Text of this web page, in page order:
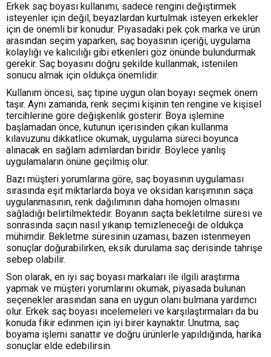
Erkek saç boyası kullanımı, sadece rengini değiştirmek
isteyenler için değil, beyazlardan kurtulmak isteyen erkekler
için de önemli bir konudur. Piyasadaki pek çok marka ve ürün
arasından seçim yaparken, saç boyasının içeriği, uygulama
kolaylığı ve kalıcılığı gibi etkenleri göz önünde bulundurmak
gerekir. Saç boyasını doğru şekilde kullanmak, istenilen
sonucu almak için oldukça önemlidir.
Kullanım öncesi, saç tipine uygun olan boyayı seçmek önem
taşır. Aynı zamanda, renk seçimi kişinin ten rengine ve kişisel
tercihlerine göre değişkenlik gösterir. Boya işlemine
başlamadan önce, kutunun içerisinden çıkan kullanma
kılavuzunu dikkatlice okumak, uygulama süreci boyunca
alınacak en sağlam adımlardan biridir. Böylece yanlış
uygulamaların önüne geçilmiş olur.
Bazı müşteri yorumlarına göre, saç boyasının uygulaması
sırasında eşit miktarlarda boya ve oksidan karışımının saça
uygulanmasının, renk dağılımının daha homojen olmasını
sağladığı belirtilmektedir. Boyanın saçta bekletilme süresi ve
sonrasında saçın nasıl yıkanıp temizleneceği de oldukça
mühimdir. Bekletme süresinin uzaması, bazen istenmeyen
sonuçlar doğurabilirken, eksik durulama saç derisinde tahrişe
sebep olabilir.
Son olarak, en iyi saç boyası markaları ile ilgili araştırma
yapmak ve müşteri yorumlarını okumak, piyasada bulunan
seçenekler arasından sana en uygun olanı bulmana yardımcı
olur. Erkek saç boyası incelemeleri ve karşılaştırmaları da bu
konuda fikir edinmen için iyi birer kaynaktır. Unutma, saç
boyama işlemi sanattır ve doğru ürünlerle yapıldığında, harika
sonuçlar elde edebilirsin.